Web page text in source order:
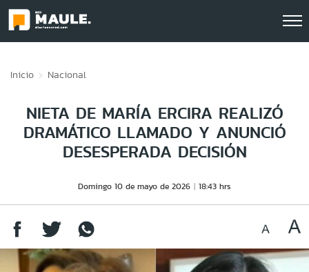
Inicio Nacional
NIETA DE MARÍA ERCIRA REALIZÓ
DRAMÁTICO LLAMADO Y ANUNCIÓ
DESESPERADA DECISIÓN
Domingo 10 de mayo de 2026 18:43 hrs